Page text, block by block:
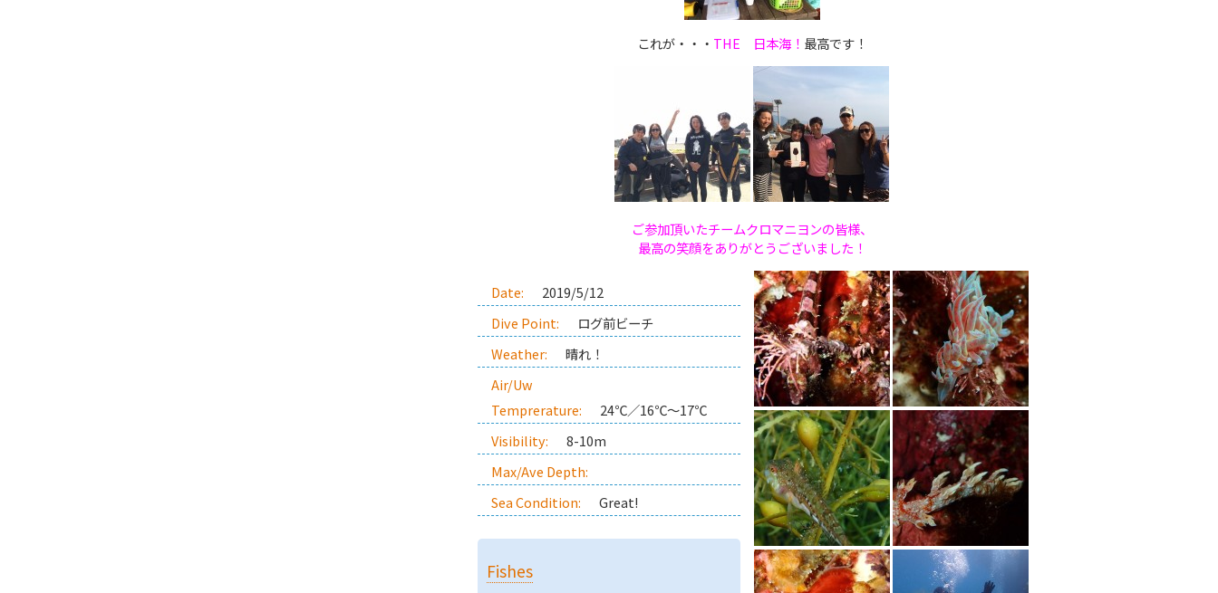
これが・・・ THE 日本海！ 最高です！
ご参加頂いたチームクロマニヨンの皆様、
最高の笑顔をありがとうございました！
Date:
2019/5/12
Dive Point:
ログ前ビーチ
Weather:
晴れ！
Air/Uw
Temprerature:
24℃／16℃～17℃
Visibility:
8-10m
Max/Ave Depth:
Sea Condition:
Great!
Fishes